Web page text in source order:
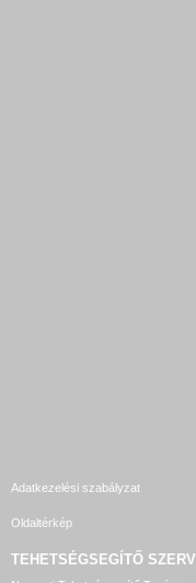
Adatkezelési szabályzat
Oldaltérkép
TEHETSÉGSEGÍTŐ